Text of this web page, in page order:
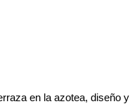
en la azotea, diseño y